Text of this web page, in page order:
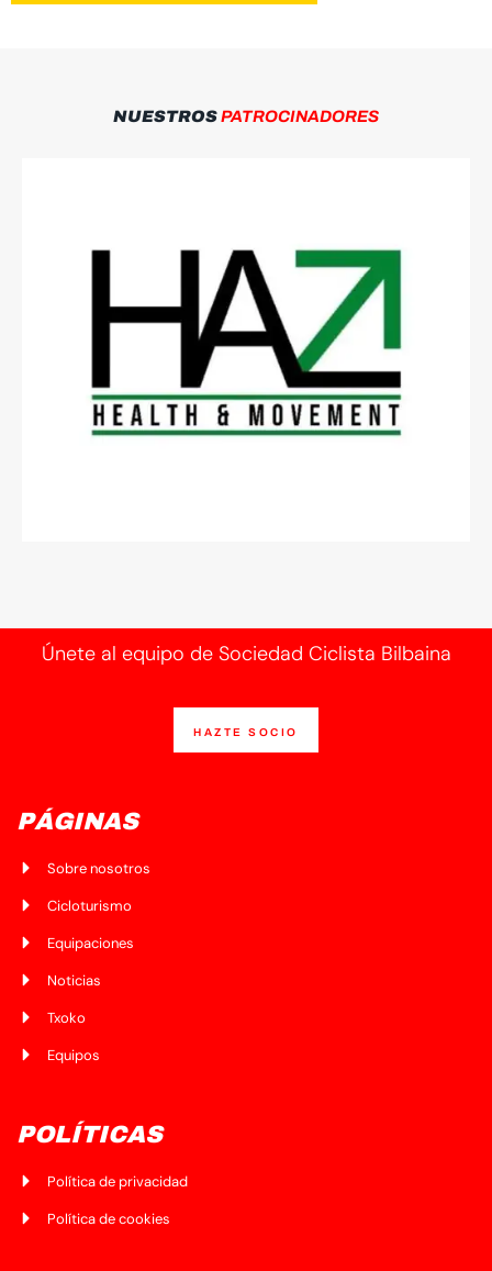
NUESTROSPATROCINADORES
Únete al equipo de Sociedad Ciclista Bilbaina
HAZTE SOCIO
PÁGINAS
Sobre nosotros
Cicloturismo
Equipaciones
Noticias
Txoko
Equipos
POLÍTICAS
Política de privacidad
Política de cookies